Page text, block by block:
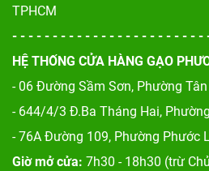
TPHCM
- - - - - - - - - - - - - - - - - - - - - - - -
HỆ THỐNG CỬA HÀNG GẠO
- 06 Đường Sầm Sơn, Phường Tân
- 644/4/3 Đ.Ba Tháng Hai,
- 76A Đường 109, Phường Phước
Giờ mở cửa: 7h30 - 18h30 (trừ